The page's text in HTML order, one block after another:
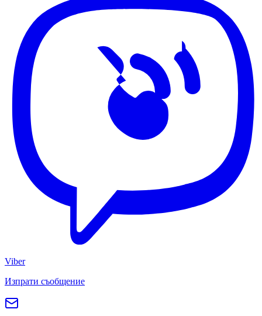
Viber
Изпрати съобщение